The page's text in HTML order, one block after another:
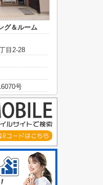
グ＆ルーム
目2-28
号